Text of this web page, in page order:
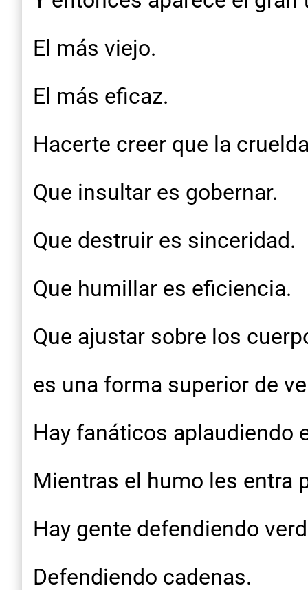
El más viejo.
El más eficaz.
Hacerte creer que la
Que insultar es gobernar.
Que destruir es sinceridad.
Que humillar es eficiencia.
Que ajustar sobre los
es una forma superior de
Hay fanáticos aplaudiendo
Mientras el humo les entra
Hay gente defendiendo
Defendiendo cadenas.